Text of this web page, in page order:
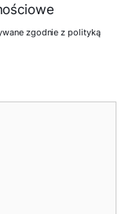
zgodnie z polityką